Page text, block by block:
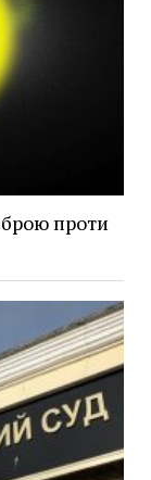
проти